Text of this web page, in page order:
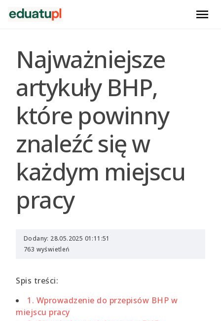
menu
Najważniejsze
artykuły BHP,
które powinny
znaleźć się w
każdym miejscu
pracy
Dodany: 28.05.2025 01:11:51
763 wyświetleń
Spis treści:
1. Wprowadzenie do przepisów BHP w
miejscu pracy